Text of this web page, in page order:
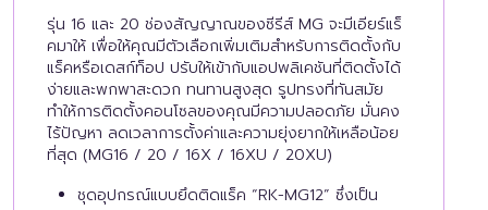
รุ่น 16 และ 20 ช่องสัญญาณของซีรีส์ MG จะมีเอียร์แร็
คมาให้ เพื่อให้คุณมีตัวเลือกเพิ่มเติมสำหรับการติดตั้งกับ
แร็คหรือเดสก์ท็อป ปรับให้เข้ากับแอปพลิเคชันที่ติดตั้งได้
ง่ายและพกพาสะดวก ทนทานสูงสุด รูปทรงที่ทันสมัย
ทำให้การติดตั้งคอนโซลของคุณมีความปลอดภัย มั่นคง
ไร้ปัญหา ลดเวลาการตั้งค่าและความยุ่งยากให้เหลือน้อย
ที่สุด (MG16 / 20 / 16X / 16XU / 20XU)
ชุดอุปกรณ์แบบยึดติดแร็ค “RK-MG12” ซึ่งเป็น